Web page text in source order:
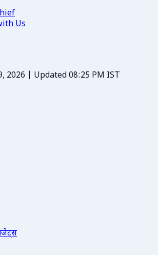
Us
2026 | Updated 08:25 PM IST